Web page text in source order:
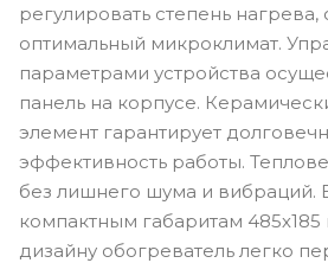
регулировать степень
оптимальный микроклимат.
параметрами устройства
панель на корпусе.
элемент гарантирует
эффективность работы.
без лишнего шума и вибраций.
компактным габаритам
дизайну обогреватель легко